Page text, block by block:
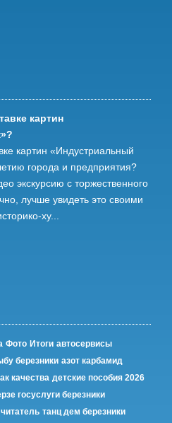
картин
картин «Индустриальный
города и предприятия?
экскурсию с торжественного
лучше увидеть это своими
ху...
Фото Итоги автосервисы
березники азот карбамид
качества детские пособия 2026
госуслуги березники
танц дем березники